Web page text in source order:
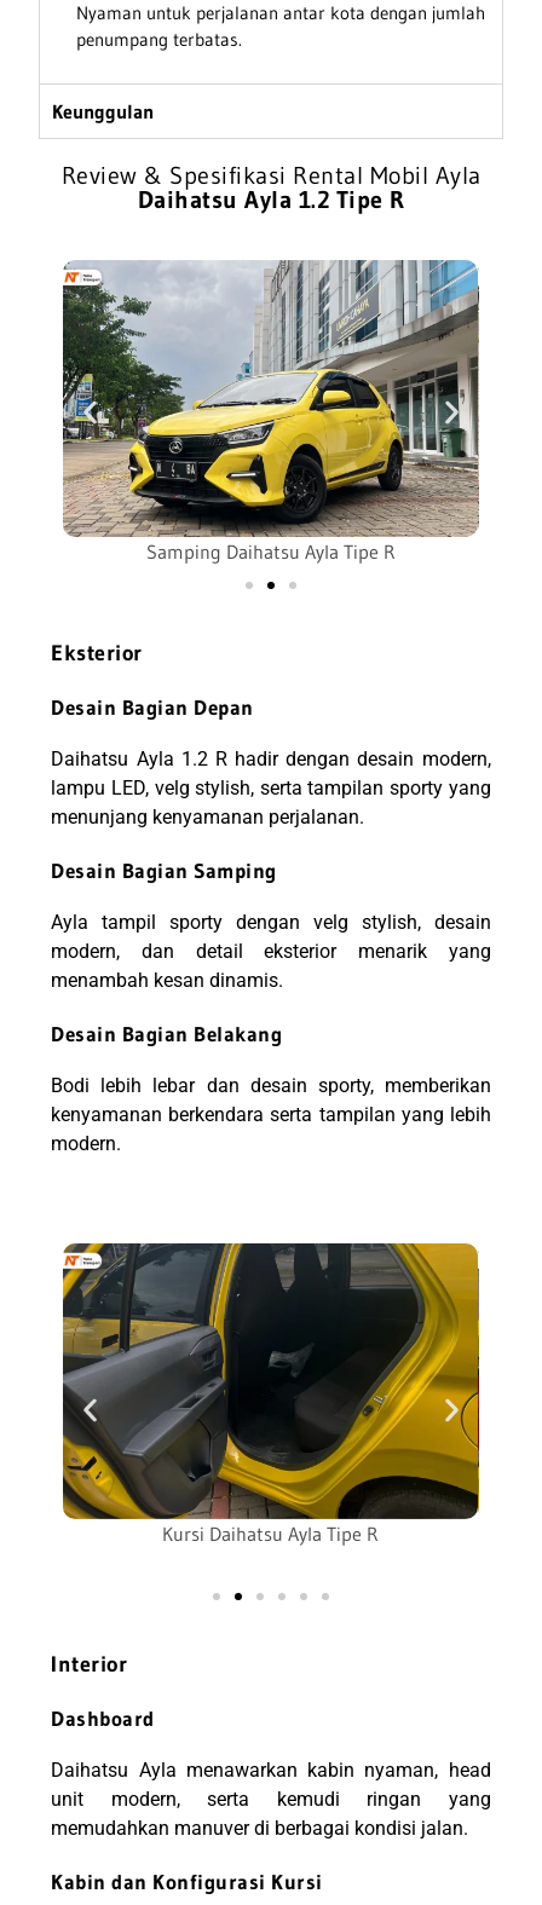
Nyaman untuk perjalanan antar kota dengan jumlah
penumpang terbatas.
Keunggulan
Review & Spesifikasi Rental Mobil Ayla
Daihatsu Ayla 1.2 Tipe R
Samping Daihatsu Ayla Tipe R
Eksterior
Desain Bagian Depan
Daihatsu Ayla 1.2 R hadir dengan desain modern,
lampu LED, velg stylish, serta tampilan sporty yang
menunjang kenyamanan perjalanan.
Desain Bagian Samping
Ayla tampil sporty dengan velg stylish, desain
modern, dan detail eksterior menarik yang
menambah kesan dinamis.
Desain Bagian Belakang
Bodi lebih lebar dan desain sporty, memberikan
kenyamanan berkendara serta tampilan yang lebih
modern.
Kursi Daihatsu Ayla Tipe R
Interior
Dashboard
Daihatsu Ayla menawarkan kabin nyaman, head
unit modern, serta kemudi ringan yang
memudahkan manuver di berbagai kondisi jalan.
Kabin dan Konfigurasi Kursi